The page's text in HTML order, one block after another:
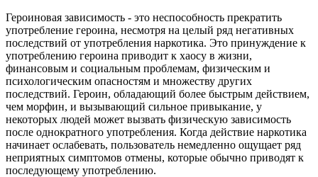
Героиновая зависимость - это неспособность прекратить
употребление героина, несмотря на целый ряд негативных
последствий от употребления наркотика. Это принуждение к
употреблению героина приводит к хаосу в жизни,
финансовым и социальным проблемам, физическим и
психологическим опасностям и множеству других
последствий. Героин, обладающий более быстрым действием,
чем морфин, и вызывающий сильное привыкание, у
некоторых людей может вызвать физическую зависимость
после однократного употребления. Когда действие наркотика
начинает ослабевать, пользователь немедленно ощущает ряд
неприятных симптомов отмены, которые обычно приводят к
последующему употреблению.